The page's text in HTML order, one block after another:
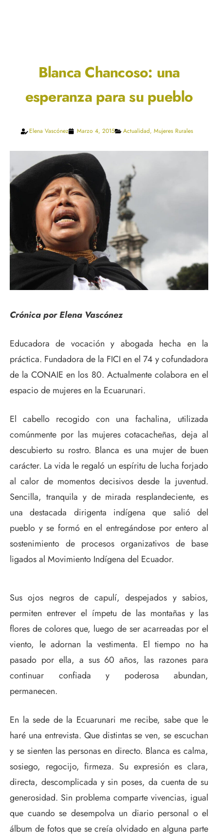
Blanca Chancoso: una
esperanza para su pueblo
Elena Vascónez Marzo 4, 2015 Actualidad, Mujeres Rurales
Crónica por Elena Vascónez
Educadora de vocación y abogada hecha en la
práctica. Fundadora de la FICI en el 74 y cofundadora
de la CONAIE en los 80. Actualmente colabora en el
espacio de mujeres en la Ecuarunari.
El cabello recogido con una fachalina, utilizada
comúnmente por las mujeres cotacacheñas, deja al
descubierto su rostro. Blanca es una mujer de buen
carácter. La vida le regaló un espíritu de lucha forjado
al calor de momentos decisivos desde la juventud.
Sencilla, tranquila y de mirada resplandeciente, es
una destacada dirigenta indígena que salió del
pueblo y se formó en el entregándose por entero al
sostenimiento de procesos organizativos de base
ligados al Movimiento Indígena del Ecuador.
Sus ojos negros de capulí, despejados y sabios,
permiten entrever el ímpetu de las montañas y las
flores de colores que, luego de ser acarreadas por el
viento, le adornan la vestimenta. El tiempo no ha
pasado por ella, a sus 60 años, las razones para
continuar confiada y poderosa abundan,
permanecen.
En la sede de la Ecuarunari me recibe, sabe que le
haré una entrevista. Que distintas se ven, se escuchan
y se sienten las personas en directo. Blanca es calma,
sosiego, regocijo, firmeza. Su expresión es clara,
directa, descomplicada y sin poses, da cuenta de su
generosidad. Sin problema comparte vivencias, igual
que cuando se desempolva un diario personal o el
álbum de fotos que se creía olvidado en alguna parte